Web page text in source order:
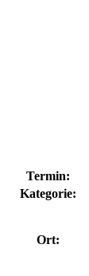
Termin:
Kategorie:
Ort: